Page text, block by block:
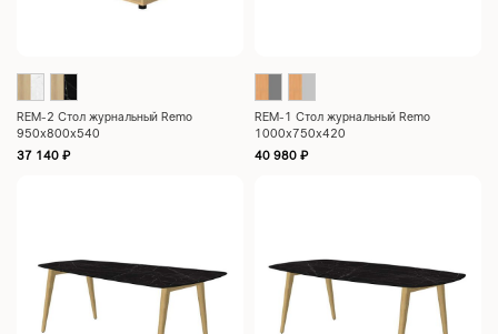
REM-2 Стол журнальный Remo
950x800x540
37 140 ₽
REM-1 Стол журнальный Remo
1000x750x420
40 980 ₽